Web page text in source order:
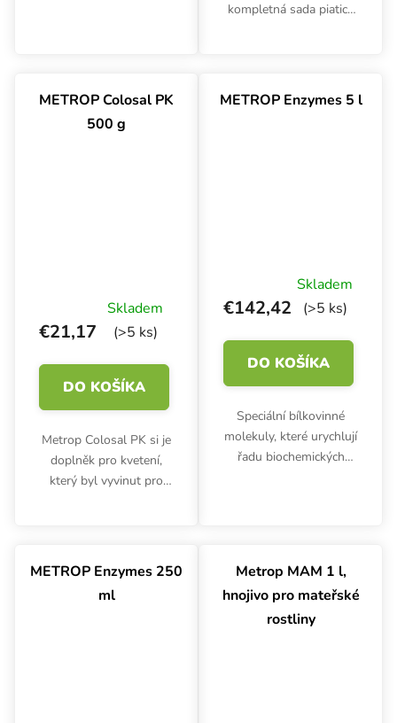
kompletná sada piatich
koreňový systém, rast,
kvet aj celkovú ochranu
METROP Colosal PK
500 g
Skladem
(>5 ks)
€21,17
DO KOŠÍKA
Metrop Colosal PK si je
doplněk pro kvetení,
který byl vyvinut pro
METROP Enzymes 5 l
Skladem
(>5 ks)
€142,42
DO KOŠÍKA
Speciální bílkovinné
molekuly, které urychlují
řadu biochemických
živin...
METROP Enzymes 250
ml
Metrop MAM 1 l,
hnojivo pro mateřské
rostliny